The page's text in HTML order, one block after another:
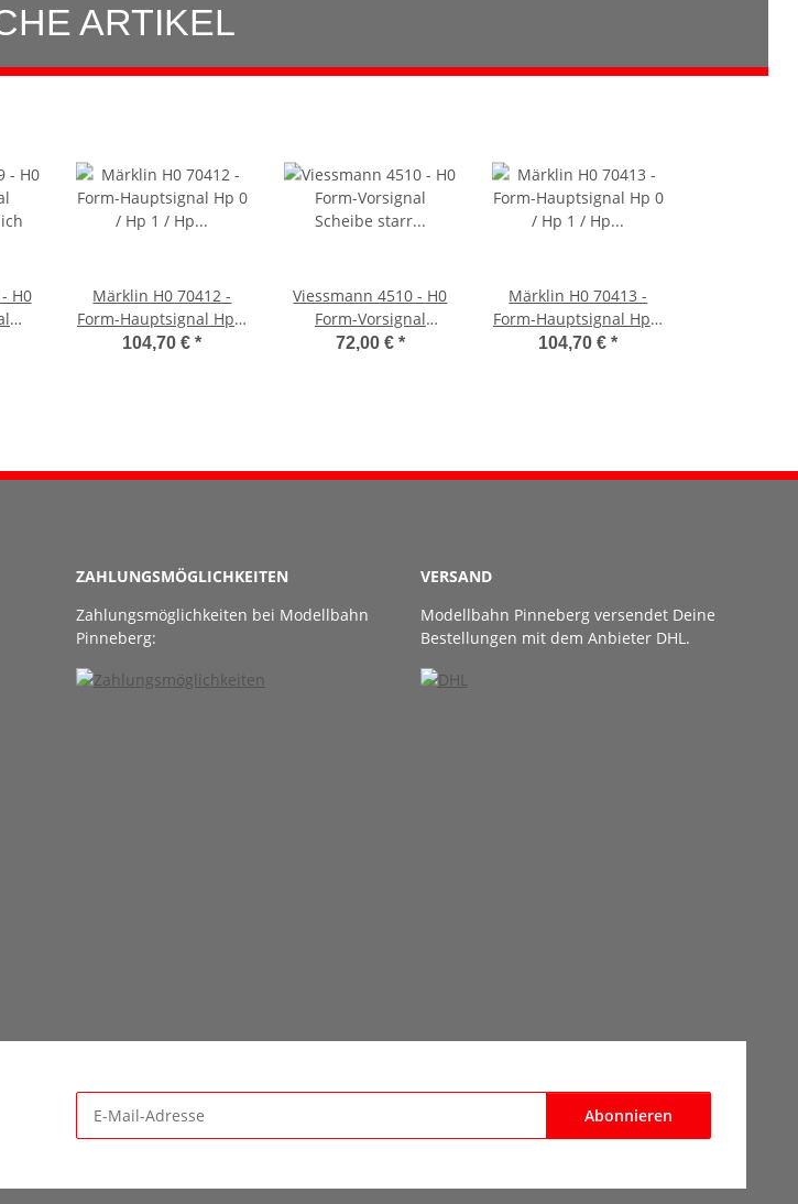
ARTIKEL
H0
Märklin H0 70412 -
Form-Hauptsignal Hp 0
/ Hp 1 / Hp 2 (grüner
104,70 €*
Viessmann 4510 - H0
Form-Vorsignal
Scheibe starr Flügel
72,00 € *
Märklin H0 70413 -
Form-Hauptsignal Hp 0
/ Hp 1 / Hp 2 (grauer
104,70 €*
ZAHLUNGSMÖGLICHKEITEN
Zahlungsmöglichkeiten bei Modellbahn
Pinneberg:
VERSAND
Modellbahn Pinneberg versendet Deine
Bestellungen mit dem Anbieter DHL.
Abonnieren